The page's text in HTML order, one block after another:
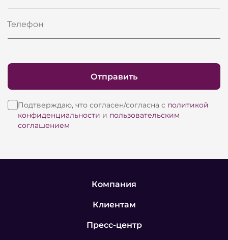
Телефон
Подтверждаю, что согласен/согласна с политикой
конфиденциальности и пользовательским
соглашением
Отправить
Компания
Клиентам
Пресс-центр